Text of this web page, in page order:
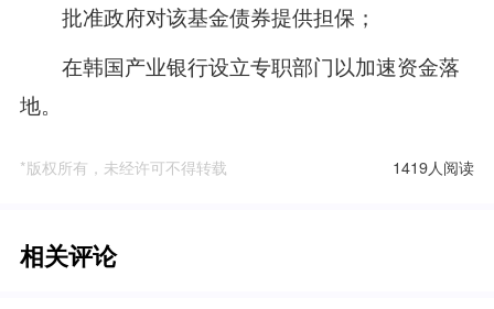
批准政府对该基金债券提供担保；
在韩国产业银行设立专职部门以加速资金落
地。
*版权所有，未经许可不得转载 1419人阅读
相关评论